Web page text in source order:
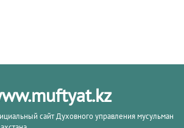
сайт Духовного управления мусульман